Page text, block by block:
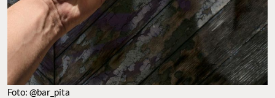
Foto: @bar_pita